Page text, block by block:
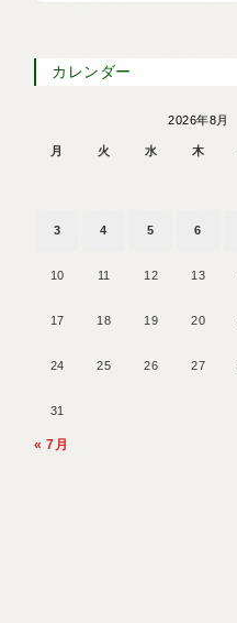
カレンダー
2026年8月
月 火 水 木
3 4 5 6
10 11 12 13
17 18 19 20
24 25 26 27
31
« 7月